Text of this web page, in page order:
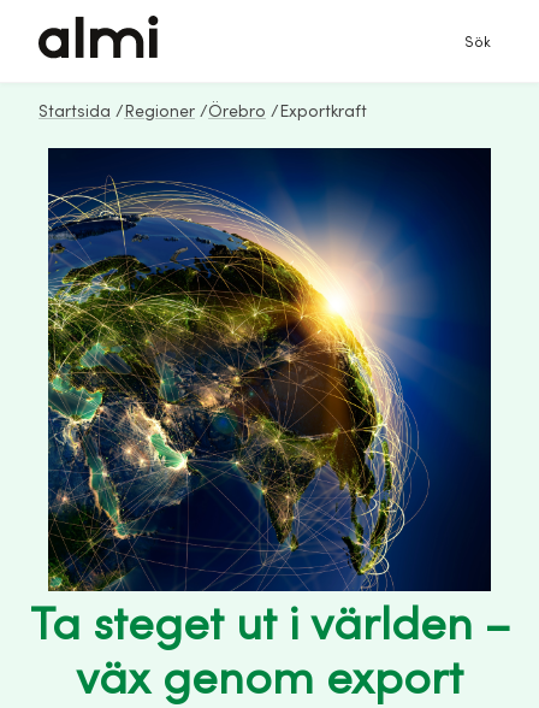
Sök
Startsida / Regioner /Örebro / Exportkraft
Ta steget ut i världen –
väx genom export